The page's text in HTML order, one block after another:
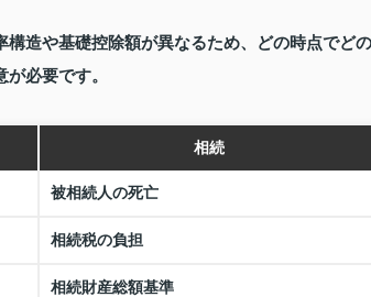
造や基礎控除額が異なるため、どの時点でどの
必要です。
相続
被相続人の死亡
相続税の負担
相続財産総額基準